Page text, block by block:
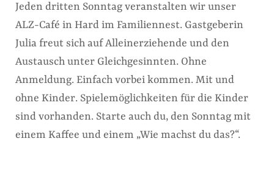
Jeden dritten Sonntag veranstalten wir unser
ALZ-Café in Hard im Familiennest. Gastgeberin
Julia freut sich auf Alleinerziehende und den
Austausch unter Gleichgesinnten. Ohne
Anmeldung. Einfach vorbei kommen. Mit und
ohne Kinder. Spielemöglichkeiten für die Kinder
sind vorhanden. Starte auch du, den Sonntag mit
einem Kaffee und einem „Wie machst du das?“.